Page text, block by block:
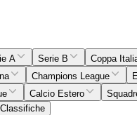
A Serie B
Coppa
Champions League
Calcio Estero